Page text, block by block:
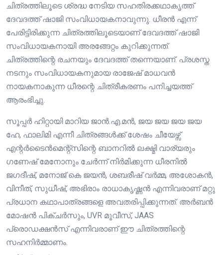
ചിത്രത്തിലൂടെ ശ്രദ്ധ നേടിയ സഹതിരക്കഥാകൃത്ത്
ദേവദത്ത് ഷാജി സംവിധായകനാവുന്നു. ധീരൻ എന്ന്
പേരിട്ടിരിക്കുന്ന ചിത്രത്തിലൂടെയാണ് ദേവദത്ത് ഷാജി
സംവിധായകനായി അരങ്ങേറ്റം കുറിക്കുന്നത്.
ചിത്രത്തിന്റെ രചനയും ദേവദത്ത് തന്നെയാണ്. പ്രശസ്ത
നടനും സംവിധായകനുമായ രാജേഷ് മാധവൻ
നായകനാകുന്ന ധീരന്റെ ചിത്രീകരണം പനിച്ചയത്ത്
ആരംഭിച്ചു.
സൂപ്പർ ഹിറ്റായി മാറിയ ജാൻ.എ.മൻ, ജയ ജയ ജയ ജയ
ഹേ, ഫാലിമി എന്നീ ചിത്രങ്ങൾക്ക് ശേഷം ചീയേഴ്സ്
എന്റർടൈൻമെന്റ്സിന്റെ ബാനറിൽ ലക്ഷ്മി വാര്യരും
ഗണേഷ് മേനോനും ചേർന്ന് നിർമിക്കുന്ന ധീരനിൽ
ജഗദീഷ്, മനോജ് കെ ജയൻ, ശബരീഷ് വർമ്മ, അശോകൻ,
വിനീത്, സുധീഷ്, അഭിരാം രാധാകൃഷ്ണൻ എന്നിവരാണ് മറ്റു
പ്രധാന കഥാപാത്രങ്ങളെ അവതരിപ്പിക്കുന്നത്. അർബൻ
മോഷൻ പിക്ചർസും, UVR മൂവീസ്, JAAS
പ്രൊഡക്ഷൻസ് എന്നിവരാണ് ഈ ചിത്രത്തിന്റെ
സഹനിർമ്മാണം.